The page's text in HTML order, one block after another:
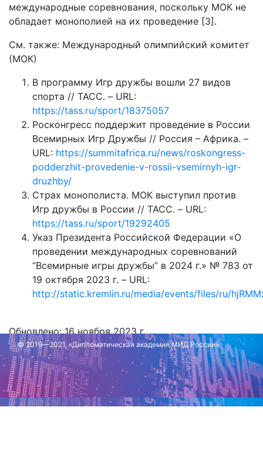
международные соревнования, поскольку МОК не
обладает монополией на их проведение [3].
См. также: Международный олимпийский комитет
(МОК)
В программу Игр дружбы вошли 27 видов
спорта // ТАСС. – URL:
https://tass.ru/sport/18375057
Росконгресс поддержит проведение в России
Всемирных Игр Дружбы // Россия – Африка. –
URL: https://summitafrica.ru/news/roskongress-
podderzhit-provedenie-v-rossii-vsemirnyh-igr-
druzhby/
Страх монополиста. МОК выступил против
Игр дружбы в России // ТАСС. – URL:
https://tass.ru/sport/19292405
Указ Президента Российской Федерации «О
проведении международных соревнований
“Всемирные игры дружбы” в 2024 г.» № 783 от
19 октября 2023 г. – URL:
http://static.kremlin.ru/media/events/files/ru/
Обновлено: 16 ноября 2023 г.
© 2019—2021, «Дипломатическая академия МИД России»